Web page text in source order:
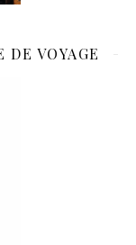
VOYAGE